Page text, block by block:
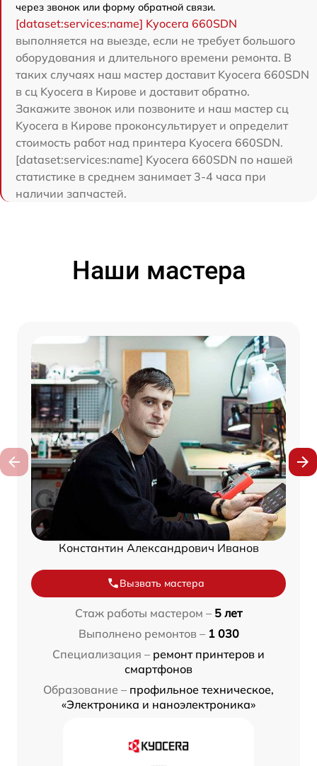
через звонок или форму обратной связи.
[dataset:services:name] Kyocera 660SDN
выполняется на выезде, если не требует большого
оборудования и длительного времени ремонта. В
таких случаях наш мастер доставит Kyocera 660SDN
в сц Kyocera в Кирове и доставит обратно.
Закажите звонок или позвоните и наш мастер сц
Kyocera в Кирове проконсультирует и определит
стоимость работ над принтера Kyocera 660SDN.
[dataset:services:name] Kyocera 660SDN по нашей
статистике в среднем занимает 3-4 часа при
наличии запчастей.
Наши мастера
Константин Александрович Иванов
Вызвать мастера
Стаж работы мастером – 5 лет
Выполнено ремонтов – 1 030
Специализация – ремонт принтеров и
смартфонов
Образование – профильное техническое,
«Электроника и наноэлектроника»